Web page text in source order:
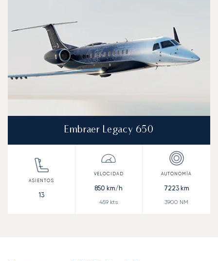
Embraer Legacy 650
13
850 km/h
459 kts
7223km
3900 NM